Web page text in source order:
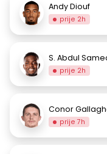
Andy Diouf
prije 2h
S. Abdul
prije 2h
Conor
prije 7h